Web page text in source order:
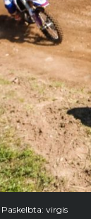
Paskelbta: virgis